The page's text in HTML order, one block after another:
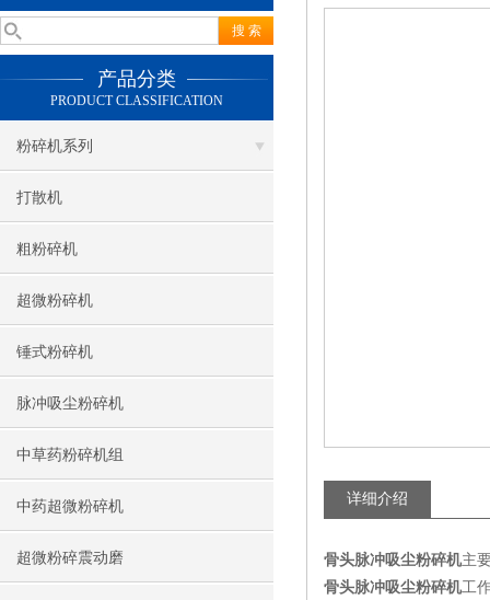
产品分类
PRODUCT CLASSIFICATION
粉碎机系列
打散机
粗粉碎机
超微粉碎机
锤式粉碎机
脉冲吸尘粉碎机
中草药粉碎机组
中药超微粉碎机
超微粉碎震动磨
详细介绍
骨头脉冲吸尘粉碎机主
骨头脉冲吸尘粉碎机工